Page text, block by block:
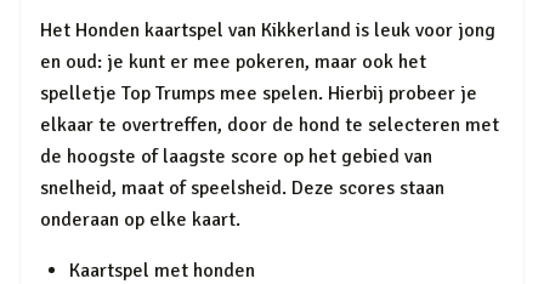
Het Honden kaartspel van Kikkerland is leuk voor jong
en oud: je kunt er mee pokeren, maar ook het
spelletje Top Trumps mee spelen. Hierbij probeer je
elkaar te overtreffen, door de hond te selecteren met
de hoogste of laagste score op het gebied van
snelheid, maat of speelsheid. Deze scores staan
onderaan op elke kaart.
Kaartspel met honden